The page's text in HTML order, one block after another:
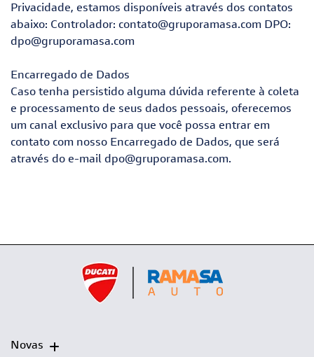
Privacidade, estamos disponíveis através dos contatos
abaixo: Controlador: contato@gruporamasa.com DPO:
dpo@gruporamasa.com
Encarregado de Dados
Caso tenha persistido alguma dúvida referente à coleta
e processamento de seus dados pessoais, oferecemos
um canal exclusivo para que você possa entrar em
contato com nosso Encarregado de Dados, que será
através do e-mail dpo@gruporamasa.com.
Novas